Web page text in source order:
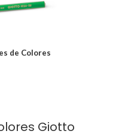
de Colores
Giotto